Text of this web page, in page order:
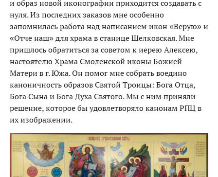
и образ новой иконографии приходится создавать с
нуля. Из последних заказов мне особенно
запомнилась работа над написанием икон «Верую» и
«Отче наш» для храма в станице Шелковская. Мне
пришлось обратиться за советом к иерею Алексею,
настоятелю Храма Смоленской иконы Божией
Матери в г. Южа. Он помог мне собрать воедино
каноничность образов Святой Троицы: Бога Отца,
Бога Сына и Бога Духа Святого. Мы с ним приняли
решение, которое бы удовлетворяло канонам РПЦ в
их изображении.